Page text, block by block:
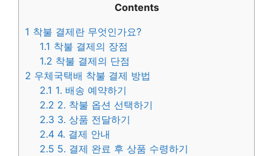
Contents
1 착불 결제란 무엇인가요?
1.1 착불 결제의 장점
1.2 착불 결제의 단점
2 우체국택배 착불 결제 방법
2.1 1. 배송 예약하기
2.2 2. 착불 옵션 선택하기
2.3 3. 상품 전달하기
2.4 4. 결제 안내
2.5 5. 결제 완료 후 상품 수령하기